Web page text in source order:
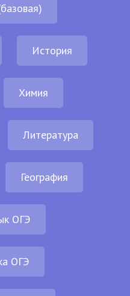
История
Химия
Литература
География
ОГЭ
ОГЭ